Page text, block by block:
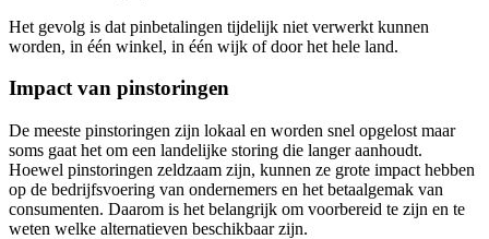
Het gevolg is dat pinbetalingen tijdelijk niet verwerkt kunnen
worden, in één winkel, in één wijk of door het hele land.
Impact van pinstoringen
De meeste pinstoringen zijn lokaal en worden snel opgelost maar
soms gaat het om een landelijke storing die langer aanhoudt.
Hoewel pinstoringen zeldzaam zijn, kunnen ze grote impact hebben
op de bedrijfsvoering van ondernemers en het betaalgemak van
consumenten. Daarom is het belangrijk om voorbereid te zijn en te
weten welke alternatieven beschikbaar zijn.